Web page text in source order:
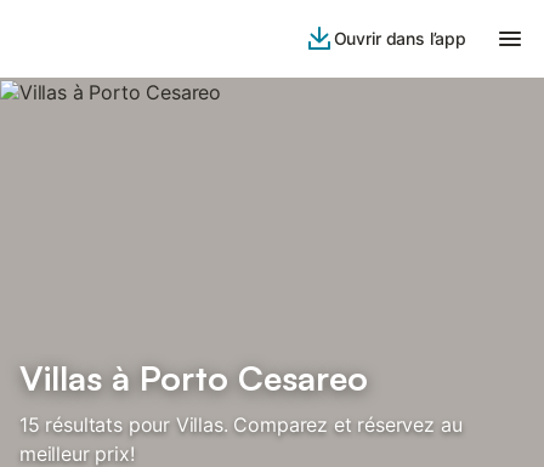
Ouvrir dans l’app
Villas à Porto Cesareo
15 résultats pour Villas. Comparez et réservez au
meilleur prix!